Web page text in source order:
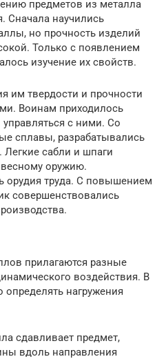
предметов из металла
Сначала научились
но прочность изделий
Только с появлением
изучение их свойств.
им твердости и прочности
Воинам приходилось
управляться с ними. Со
сплавы, разрабатывались
Легкие сабли и шпаги
оружию.
орудия труда. С повышением
совершенствовались
прилагаются разные
воздействия. В
определять нагружения
сдавливает предмет,
вдоль направления